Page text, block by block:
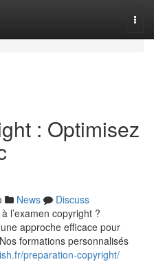
: Optimisez
News
Discuss
l’examen copyright ?
approche efficace pour
formations personnalisés
preparation-copyright/